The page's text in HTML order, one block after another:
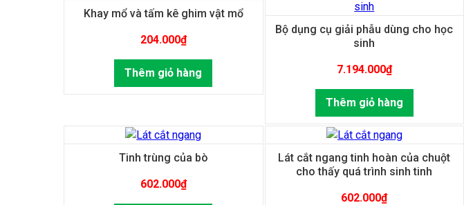
Khay mổ và tấm kê ghim vật mổ
204.000₫
Thêm giỏ hàng
Bộ dụng cụ giải phẫu dùng cho học
sinh
7.194.000₫
Thêm giỏ hàng
Tinh trùng của bò
602.000₫
Lát cắt ngang tinh hoàn của chuột
cho thấy quá trình sinh tinh
602.000₫